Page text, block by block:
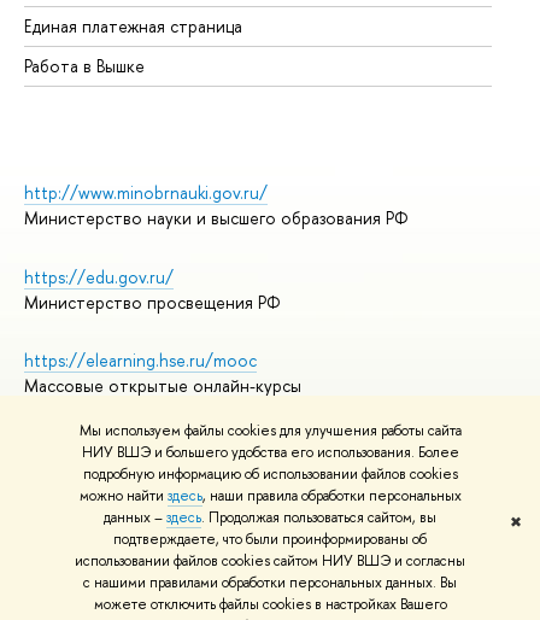
Мы используем файлы cookies для улучшения работы сайта
НИУ ВШЭ и большего удобства его использования. Более
подробную информацию об использовании файлов cookies
можно найти здесь, наши правила обработки персональных
данных –здесь. Продолжая пользоваться сайтом, вы
подтверждаете, что были проинформированы об
использовании файлов cookies сайтом НИУ ВШЭ и согласны
с нашими правилами обработки персональных данных. Вы
можете отключить файлы cookies в настройках Вашего
✖
Единая платежная страница
Работа в Вышке
http://www.minobrnauki.gov.ru/
Министерство науки и высшего образования РФ
https://edu.gov.ru/
Министерство просвещения РФ
https://elearning.hse.ru/mooc
Массовые открытые онлайн-курсы
© НИУ ВШЭ 1993–2026
Адреса и контакты
Условия использования материалов
Политика конфиденциальности
Правила применения рекомендательных технологий в НИУ ВШЭ
Карта сайта